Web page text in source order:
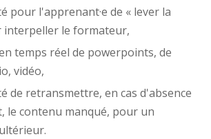
pour l'apprenant·e de « lever la
interpeller le formateur,
temps réel de powerpoints, de
vidéo,
de retransmettre, en cas d'absence
le contenu manqué, pour un